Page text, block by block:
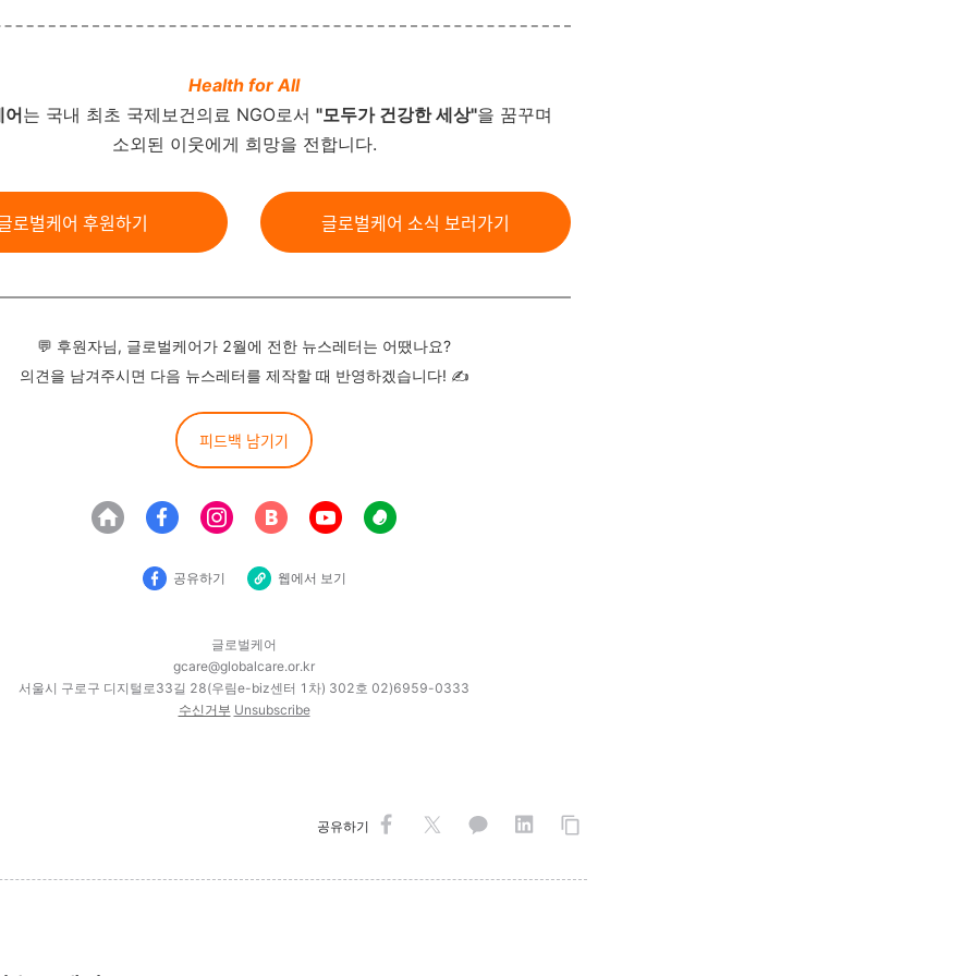
Health for All
어는 국내 최초 국제보건의료 NGO로서 "모두가 건강한 세상"을 꿈꾸며
소외된 이웃에게 희망을 전합니다.
로벌케어 후원하기 글로벌케어 소식 보러가기
💬 후원자님, 글로벌케어가 2월에 전한 뉴스레터는 어땠나요?
의견을 남겨주시면 다음 뉴스레터를 제작할 때 반영하겠습니다! ✍
피드백 남기기
공유하기 웹에서 보기
글로벌케어
gcare@globalcare.or.kr
서울시 구로구 디지털로33길 28(우림e-biz센터 1차) 302호 02)6959-0333
수신거부 Unsubscribe
공유하기